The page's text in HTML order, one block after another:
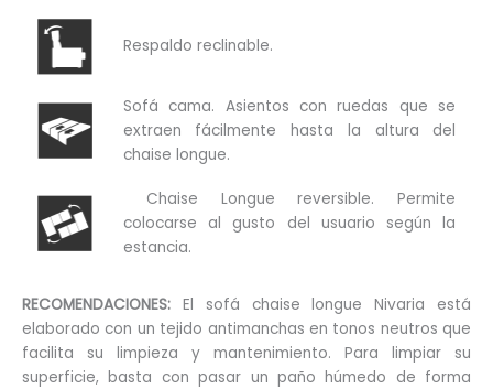
Respaldo reclinable.
Sofá cama. Asientos con ruedas que se
extraen fácilmente hasta la altura del
chaise longue.
Chaise Longue reversible. Permite
colocarse al gusto del usuario según la
estancia.
RECOMENDACIONES: El sofá chaise longue Nivaria está
elaborado con un tejido antimanchas en tonos neutros que
facilita su limpieza y mantenimiento. Para limpiar su
superficie, basta con pasar un paño húmedo de forma